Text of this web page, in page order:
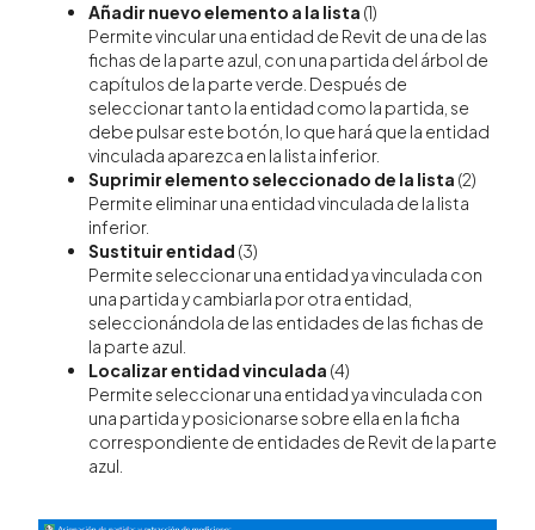
Añadir nuevo elemento a la lista (1)
Permite vincular una entidad de Revit de una de las
fichas de la parte azul, con una partida del árbol de
capítulos de la parte verde. Después de
seleccionar tanto la entidad como la partida, se
debe pulsar este botón, lo que hará que la entidad
vinculada aparezca en la lista inferior.
Suprimir elemento seleccionado de la lista (2)
Permite eliminar una entidad vinculada de la lista
inferior.
Sustituir entidad (3)
Permite seleccionar una entidad ya vinculada con
una partida y cambiarla por otra entidad,
seleccionándola de las entidades de las fichas de
la parte azul.
Localizar entidad vinculada (4)
Permite seleccionar una entidad ya vinculada con
una partida y posicionarse sobre ella en la ficha
correspondiente de entidades de Revit de la parte
azul.